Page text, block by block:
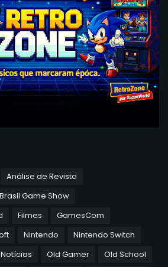
Análise de Revista
Brasil Game Show
Filmes
GamesCom
Nintendo
Nintendo Switch
Notícias Old Gamer
Old School